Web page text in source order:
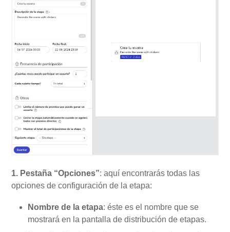
1. Pestaña “Opciones”: aquí encontrarás todas las
opciones de configuración de la etapa:
Nombre de la etapa: éste es el nombre que se
mostrará en la pantalla de distribución de etapas.